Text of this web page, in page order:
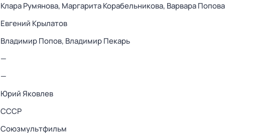
Клара Румянова, Маргарита Корабельникова, Варвара Попова
Евгений Крылатов
Владимир Попов, Владимир Пекарь
—
—
Юрий Яковлев
СССР
Союзмультфильм